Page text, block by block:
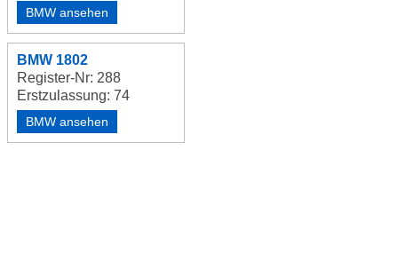
BMW ansehen
BMW 1802
Register-Nr: 288
Erstzulassung: 74
BMW ansehen